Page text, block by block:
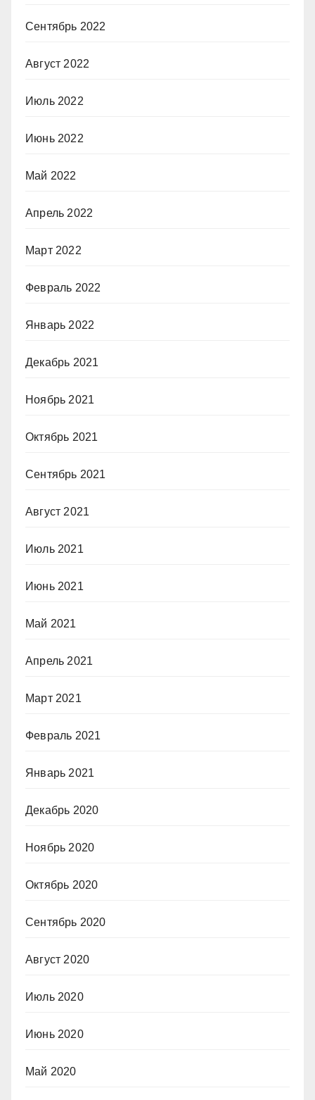
Сентябрь 2022
Август 2022
Июль 2022
Июнь 2022
Май 2022
Апрель 2022
Март 2022
Февраль 2022
Январь 2022
Декабрь 2021
Ноябрь 2021
Октябрь 2021
Сентябрь 2021
Август 2021
Июль 2021
Июнь 2021
Май 2021
Апрель 2021
Март 2021
Февраль 2021
Январь 2021
Декабрь 2020
Ноябрь 2020
Октябрь 2020
Сентябрь 2020
Август 2020
Июль 2020
Июнь 2020
Май 2020